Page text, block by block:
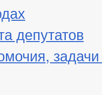
депутатов